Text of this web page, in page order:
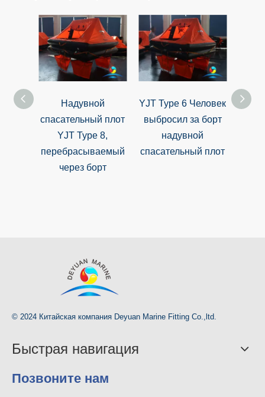
Надувной
спасательный плот
YJT Type 8,
перебрасываемый
через борт
YJT Type 6 Человек
выбросил за борт
надувной
спасательный плот
© 2024 Китайская компания Deyuan Marine Fitting Co.,ltd.
Быстрая навигация
Позвоните нам